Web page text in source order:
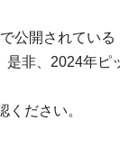
公開されている
是非、2024年ピ
ださい。